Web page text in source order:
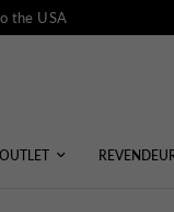
the USA
OUTLET